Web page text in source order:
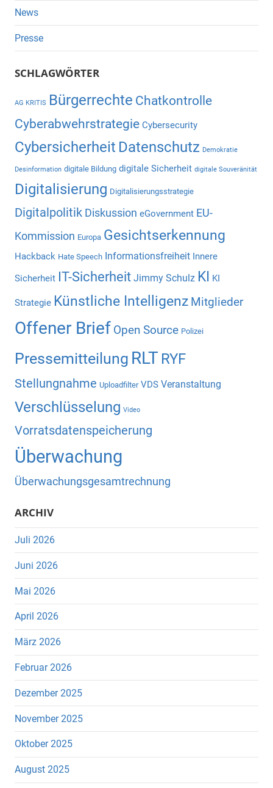
News
Presse
SCHLAGWÖRTER
AG KRITIS Bürgerrechte Chatkontrolle
Cyberabwehrstrategie Cybersecurity
Cybersicherheit Datenschutz Demokratie
Desinformation digitale Bildung digitale Sicherheit digitale Souveränität
Digitalisierung Digitalisierungsstrategie
Digitalpolitik Diskussion eGovernment EU-
Kommission Europa Gesichtserkennung
Hackback Hate Speech Informationsfreiheit Innere
Sicherheit IT-Sicherheit Jimmy Schulz KI KI
Strategie Künstliche Intelligenz Mitglieder
Offener Brief Open Source Polizei
Pressemitteilung RLT RYF
Stellungnahme Uploadfilter VDS Veranstaltung
Verschlüsselung Video
Vorratsdatenspeicherung
Überwachung
Überwachungsgesamtrechnung
ARCHIV
Juli 2026
Juni 2026
Mai 2026
April 2026
März 2026
Februar 2026
Dezember 2025
November 2025
Oktober 2025
August 2025